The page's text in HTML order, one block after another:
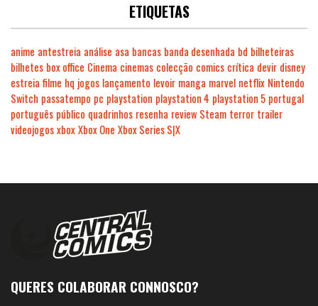
ETIQUETAS
anime antestreia análise asa bancas banda desenhada bd bilheteiras
bilhetes box office Cinema cinemas colecção comics crítica devir disney
estreia filme hq jogos lançamento levoir manga marvel netflix Nintendo
Switch passatempo pc playstation playstation 4 playstation 5 portugal
português público quadrinhos resenha review Steam terror trailer
videojogosxboxXbox One Xbox Series S|X
QUERES COLABORAR CONNOSCO?